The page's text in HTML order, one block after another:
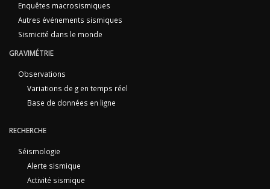
Enquêtes macrosismiques
Autres événements sismiques
Sismicité dans le monde
GRAVIMÉTRIE
Observations
Variations de g en temps réel
Base de données en ligne
RECHERCHE
Séismologie
Alerte sismique
Activité sismique